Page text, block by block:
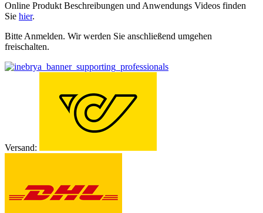
Online Produkt Beschreibungen und Anwendungs Videos finden
Sie hier.
Bitte Anmelden. Wir werden Sie anschließend umgehen
freischalten.
Versand: